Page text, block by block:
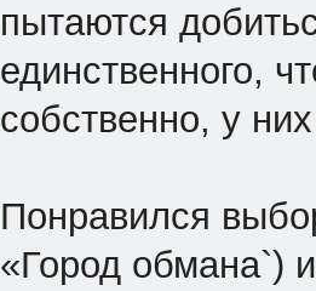
пытаются
единственного,
собственно, у
Понравился
«Город обмана`)